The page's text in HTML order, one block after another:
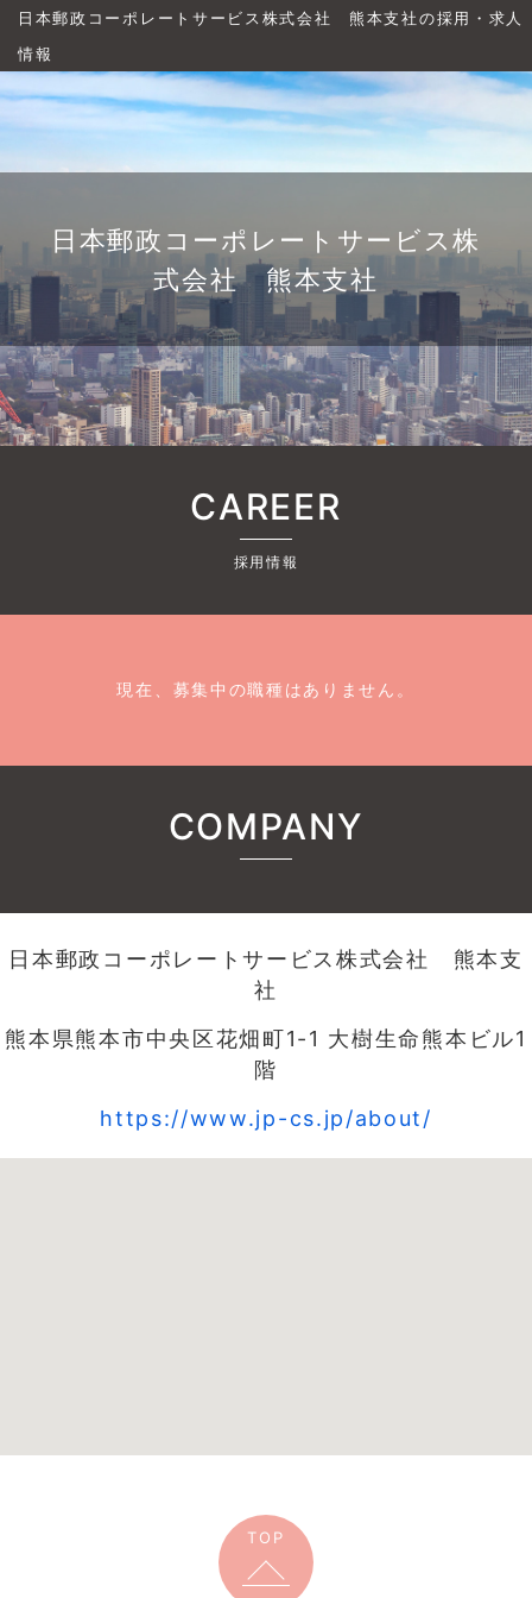
日本郵政コーポレートサービス株式会社 熊本支社の採用・求人
情報
日本郵政コーポレートサービス株
式会社 熊本支社
CAREER
採用情報
現在、募集中の職種はありません。
COMPANY
日本郵政コーポレートサービス株式会社 熊本支
社
熊本県熊本市中央区花畑町1-1 大樹生命熊本ビル1
階
https://www.jp-cs.jp/about/
TOP